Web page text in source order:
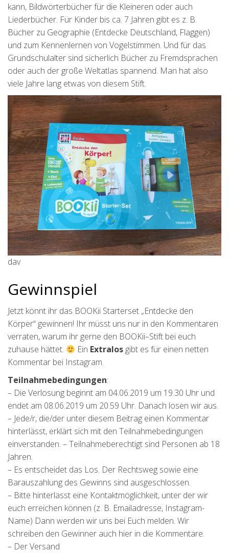
kann, Bildwörterbücher für die Kleineren oder auch
Liederbücher. Für Kinder bis ca. 7 Jahren gibt es z. B.
Bücher zu Geographie (Entdecke Deutschland, Flaggen)
und zum Kennenlernen von Vogelstimmen. Und für das
Grundschulalter sind sicherlich Bücher zu Fremdsprachen
oder auch der große Weltatlas spannend. Man hat also
viele Jahre lang etwas von diesem Stift.
dav
Gewinnspiel
Jetzt könnt ihr das BOOKii Starterset „Entdecke den
Körper“ gewinnen! Ihr müsst uns nur in den Kommentaren
verraten, warum ihr gerne den BOOKii–Stift bei euch
zuhause hättet.
Ein Extralos gibt es für einen netten
Kommentar bei Instagram.
Teilnahmebedingungen:
– Die Verlosung beginnt am 04.06.2019 um 19.30 Uhr und
endet am 08.06.2019 um 20.59 Uhr. Danach losen wir aus.
– Jede/r, die/der unter diesem Beitrag einen Kommentar
hinterlässt, erklärt sich mit den Teilnahmebedingungen
einverstanden. – Teilnahmeberechtigt sind Personen ab 18
Jahren.
– Es entscheidet das Los. Der Rechtsweg sowie eine
Barauszahlung des Gewinns sind ausgeschlossen.
– Bitte hinterlasst eine Kontaktmöglichkeit, unter der wir
euch erreichen können (z. B. Emailadresse, Instagram-
Name) Dann werden wir uns bei Euch melden. Wir
schreiben den Gewinner auch hier in die Kommentare.
– Der Versand